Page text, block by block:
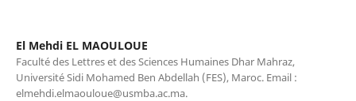
El Mehdi EL MAOULOUE
Faculté des Lettres et des Sciences Humaines Dhar Mahraz,
Université Sidi Mohamed Ben Abdellah (FES), Maroc. Email :
elmehdi.elmaouloue@usmba.ac.ma.